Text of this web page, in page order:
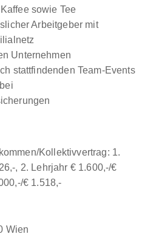
sowie Tee
Arbeitgeber mit
Unternehmen
stattfindenden Team-Events
Kollektivvertrag: 1.
, 2. Lehrjahr € 1.600,-/€
€ 1.518,-
Wien​​